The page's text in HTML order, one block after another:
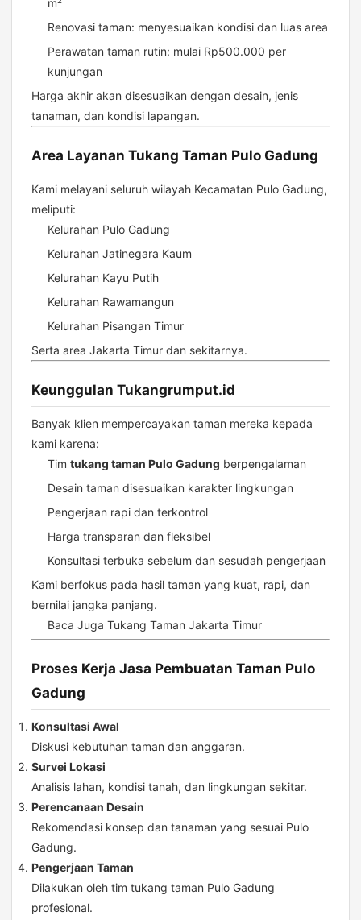
m²
Renovasi taman: menyesuaikan kondisi dan luas area
Perawatan taman rutin: mulai Rp500.000 per
kunjungan
Harga akhir akan disesuaikan dengan desain, jenis
tanaman, dan kondisi lapangan.
Area Layanan Tukang Taman Pulo Gadung
Kami melayani seluruh wilayah Kecamatan Pulo Gadung,
meliputi:
Kelurahan Pulo Gadung
Kelurahan Jatinegara Kaum
Kelurahan Kayu Putih
Kelurahan Rawamangun
Kelurahan Pisangan Timur
Serta area Jakarta Timur dan sekitarnya.
Keunggulan Tukangrumput.id
Banyak klien mempercayakan taman mereka kepada
kami karena:
Tim tukang taman Pulo Gadung berpengalaman
Desain taman disesuaikan karakter lingkungan
Pengerjaan rapi dan terkontrol
Harga transparan dan fleksibel
Konsultasi terbuka sebelum dan sesudah pengerjaan
Kami berfokus pada hasil taman yang kuat, rapi, dan
bernilai jangka panjang.
Baca Juga Tukang Taman Jakarta Timur
Proses Kerja Jasa Pembuatan Taman Pulo
Gadung
Konsultasi Awal
Diskusi kebutuhan taman dan anggaran.
Survei Lokasi
Analisis lahan, kondisi tanah, dan lingkungan sekitar.
Perencanaan Desain
Rekomendasi konsep dan tanaman yang sesuai Pulo
Gadung.
Pengerjaan Taman
Dilakukan oleh tim tukang taman Pulo Gadung
profesional.